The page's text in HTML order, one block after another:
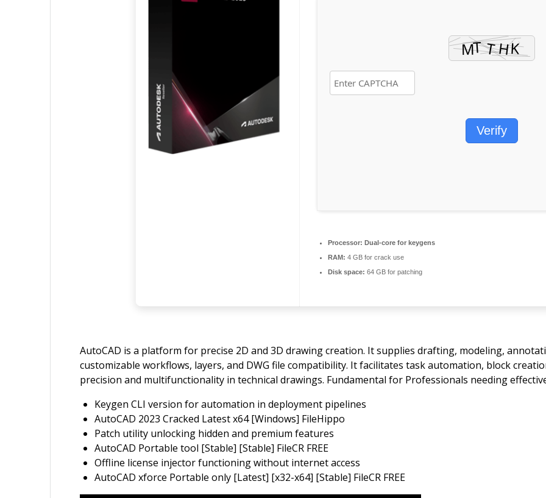
Verify
Processor: Dual-core for keygens
RAM: 4 GB for crack use
Disk space: 64 GB for patching
AutoCAD is a platform for precise 2D and 3D drawing creation. It supplies drafting, modeling,
customizable workflows, layers, and DWG file compatibility. It facilitates task automation, block
precision and multifunctionality in technical drawings. Fundamental for Professionals needing
Keygen CLI version for automation in deployment pipelines
AutoCAD 2023 Cracked Latest x64 [Windows] FileHippo
Patch utility unlocking hidden and premium features
AutoCAD Portable tool [Stable] [Stable] FileCR FREE
Offline license injector functioning without internet access
AutoCAD xforce Portable only [Latest] [x32-x64] [Stable] FileCR FREE